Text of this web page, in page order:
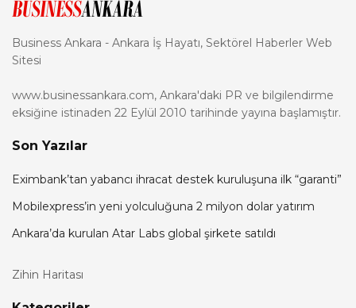
Business Ankara - Ankara İş Hayatı, Sektörel Haberler Web
Sitesi
www.businessankara.com, Ankara'daki PR ve bilgilendirme
eksiğine istinaden 22 Eylül 2010 tarihinde yayına başlamıştır.
Son Yazılar
Eximbank’tan yabancı ihracat destek kuruluşuna ilk “garanti”
Mobilexpress’in yeni yolculuğuna 2 milyon dolar yatırım
Ankara’da kurulan Atar Labs global şirkete satıldı
Zihin Haritası